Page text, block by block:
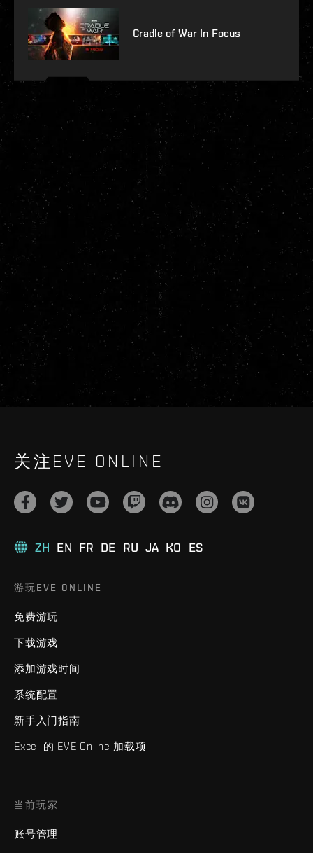
Cradle of War In Focus
关注EVE ONLINE
ZH EN FR DE RU JA KO ES
游玩EVE ONLINE
免费游玩
下载游戏
添加游戏时间
系统配置
新手入门指南
Excel 的 EVE Online 加载项
当前玩家
账号管理